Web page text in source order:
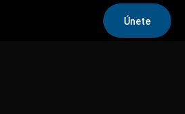
Únete